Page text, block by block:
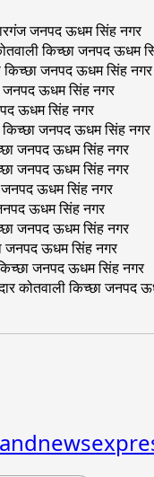
जनपद ऊधम सिंह नगर
किच्छा जनपद ऊधम
किच्छा जनपद ऊधम सिंह नगर
जनपद ऊधम सिंह नगर
ऊधम सिंह नगर
किच्छा जनपद ऊधम सिंह नगर
जनपद ऊधम सिंह नगर
जनपद ऊधम सिंह नगर
जनपद ऊधम सिंह नगर
ऊधम सिंह नगर
जनपद ऊधम सिंह नगर
जनपद ऊधम सिंह नगर
जनपद ऊधम सिंह नगर
कोतवाली किच्छा जनपद